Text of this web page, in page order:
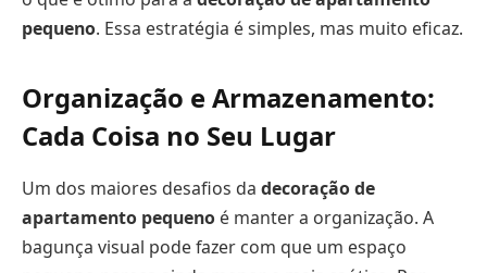
pequeno. Essa estratégia é simples, mas muito eficaz.
Organização e Armazenamento:
Cada Coisa no Seu Lugar
Um dos maiores desafios da decoração de
apartamento pequeno é manter a organização. A
bagunça visual pode fazer com que um espaço